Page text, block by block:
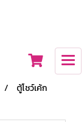
ตู้โชว์เค้ก